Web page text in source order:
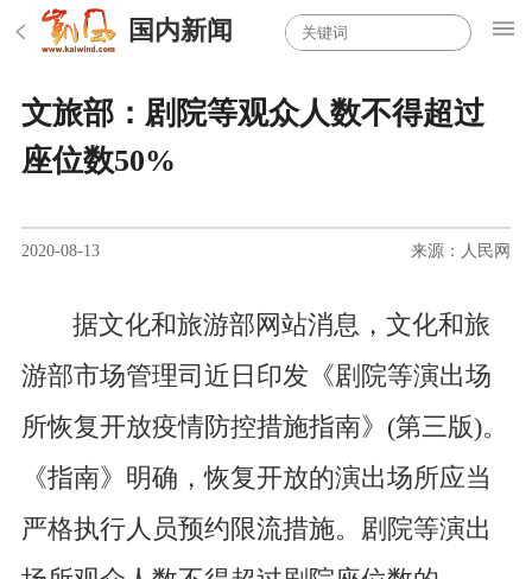
国内新闻
文旅部：剧院等观众人数不得超过
座位数50%
2020-08-13 来源：人民网
据文化和旅游部网站消息，文化和旅
游部市场管理司近日印发《剧院等演出场
所恢复开放疫情防控措施指南》(第三版)。
《指南》明确，恢复开放的演出场所应当
严格执行人员预约限流措施。剧院等演出